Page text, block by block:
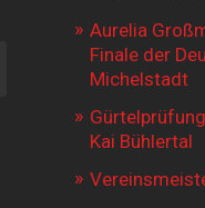
Aurelia
Finale der
Michelstadt
Kai Bühlertal